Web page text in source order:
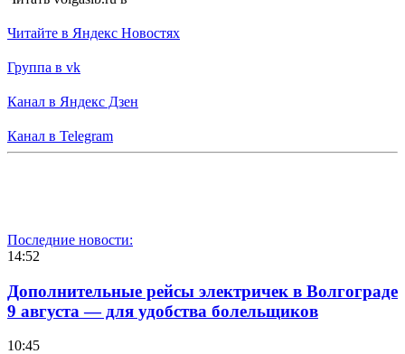
Читайте в Яндекс Новостях
Группа в vk
Канал в Яндекс Дзен
Канал в Telegram
Последние новости:
14:52
Дополнительные рейсы электричек в Волгограде
9 августа — для удобства болельщиков
10:45